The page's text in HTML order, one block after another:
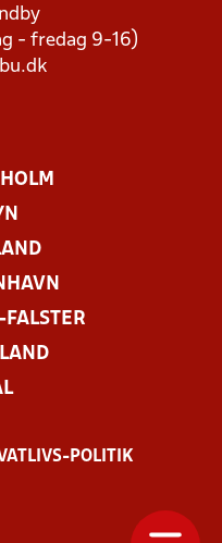
- fredag 9-16)
FALSTER
POLITIK